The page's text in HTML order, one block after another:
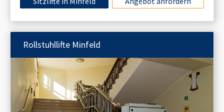
Rollstuhllifte Minfeld